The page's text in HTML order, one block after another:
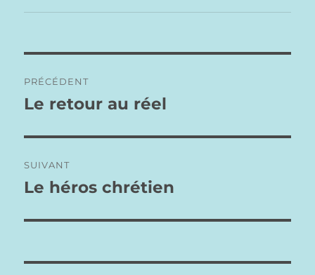
de
PRÉCÉDENT
Publication
Le retour au réel
SUIVANT
Publication
Le héros chrétien